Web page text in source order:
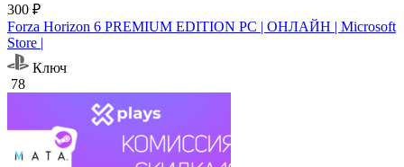
300 ₽
Forza Horizon 6 PREMIUM EDITION PC | ОНЛАЙН | Microsoft
Store |
Ключ
78